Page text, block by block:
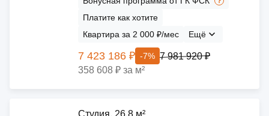
Платите как хотите
Квартира за 2 000 ₽/мес
Ещё
7 423 186 ₽ -7% 7 981 920 ₽
358 608 ₽ за м²